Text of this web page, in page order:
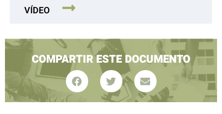
VÍDEO
COMPARTIR ESTE DOCUMENTO